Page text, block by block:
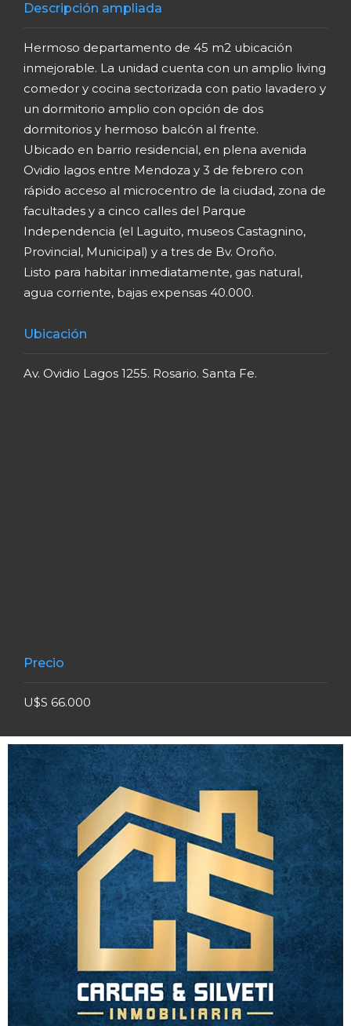
Descripción ampliada
Hermoso departamento de 45 m2 ubicación
inmejorable. La unidad cuenta con un amplio living
comedor y cocina sectorizada con patio lavadero y
un dormitorio amplio con opción de dos
dormitorios y hermoso balcón al frente.
Ubicado en barrio residencial, en plena avenida
Ovidio lagos entre Mendoza y 3 de febrero con
rápido acceso al microcentro de la ciudad, zona de
facultades y a cinco calles del Parque
Independencia (el Laguito, museos Castagnino,
Provincial, Municipal) y a tres de Bv. Oroño.
Listo para habitar inmediatamente, gas natural,
agua corriente, bajas expensas 40.000.
Ubicación
Av. Ovidio Lagos 1255. Rosario. Santa Fe.
Precio
U$S 66.000